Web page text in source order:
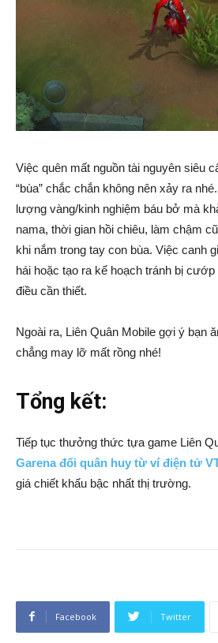
Việc quên mất nguồn tài nguyên siêu
“bùa” chắc chắn không nên xảy ra
lượng vàng/kinh nghiệm báu bở mà
nama, thời gian hồi chiêu, làm chậm
khi nắm trong tay con bùa. Việc canh
hái hoặc tạo ra kế hoạch tránh bị
điều cần thiết.
Ngoài ra, Liên Quân Mobile gợi ý bạn
chẳng may lỡ mất rồng nhé!
Tổng kết:
Tiếp tục thưởng thức tựa game Liên
Garena đổi quân huy từ ví điện tử
giá chiết khấu bậc nhất thị trường.
Facebook Twitter